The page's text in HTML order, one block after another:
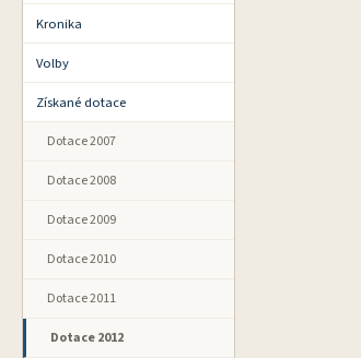
Kronika
Volby
Získané dotace
Dotace 2007
Dotace 2008
Dotace 2009
Dotace 2010
Dotace 2011
Dotace 2012